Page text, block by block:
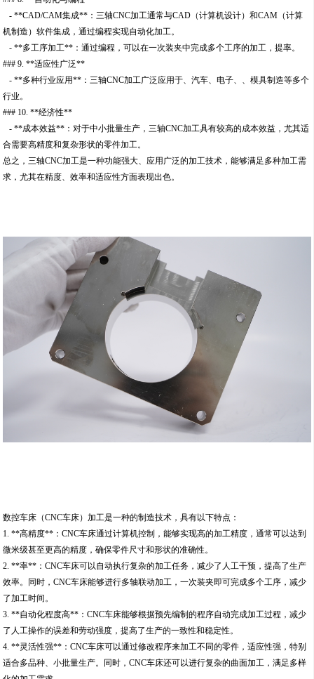
- **CAD/CAM集成**：三轴CNC加工通常与CAD（计算机设计）和CAM（计算
机制造）软件集成，通过编程实现自动化加工。
- **多工序加工**：通过编程，可以在一次装夹中完成多个工序的加工，提率。
### 9. **适应性广泛**
- **多种行业应用**：三轴CNC加工广泛应用于、汽车、电子、、模具制造等多个
行业。
### 10. **经济性**
- **成本效益**：对于中小批量生产，三轴CNC加工具有较高的成本效益，尤其适
合需要高精度和复杂形状的零件加工。
总之，三轴CNC加工是一种功能强大、应用广泛的加工技术，能够满足多种加工需
求，尤其在精度、效率和适应性方面表现出色。
数控车床（CNC车床）加工是一种的制造技术，具有以下特点：
1. **高精度**：CNC车床通过计算机控制，能够实现高的加工精度，通常可以达到
微米级甚至更高的精度，确保零件尺寸和形状的准确性。
2. **率**：CNC车床可以自动执行复杂的加工任务，减少了人工干预，提高了生产
效率。同时，CNC车床能够进行多轴联动加工，一次装夹即可完成多个工序，减少
了加工时间。
3. **自动化程度高**：CNC车床能够根据预先编制的程序自动完成加工过程，减少
了人工操作的误差和劳动强度，提高了生产的一致性和稳定性。
4. **灵活性强**：CNC车床可以通过修改程序来加工不同的零件，适应性强，特别
适合多品种、小批量生产。同时，CNC车床还可以进行复杂的曲面加工，满足多样